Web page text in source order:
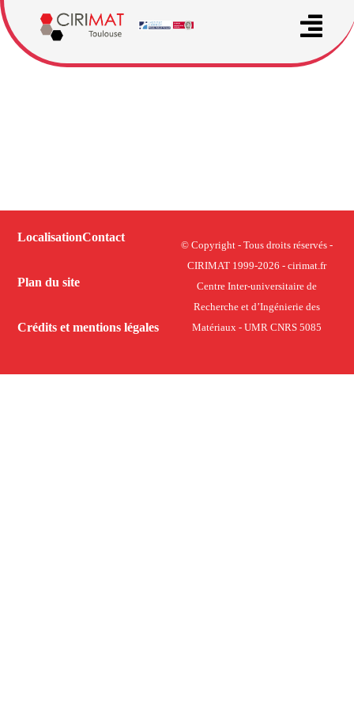
LocalisationContact
Plan du site
Crédits et mentions légales
© Copyright - Tous droits réservés -
CIRIMAT 1999-2026 - cirimat.fr
Centre Inter-universitaire de
Recherche et d’Ingénierie des
Matériaux - UMR CNRS 5085